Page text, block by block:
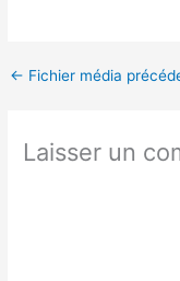
← Fichier média
Laisser un